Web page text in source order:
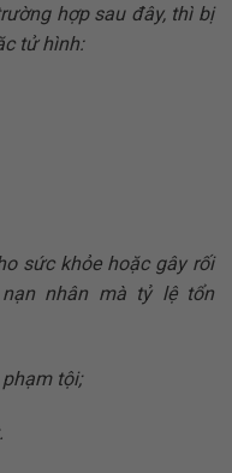
hợp sau đây, thì bị
tử hình:
sức khỏe hoặc gây rối
nhân mà tỷ lệ tổn
tội;